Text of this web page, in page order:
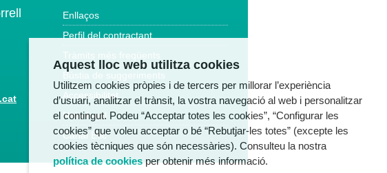
Enllaços
Perfil del contractant
Tràmits més freqüents
Bústia de suggeriments
Accessibilitat
Nota legal
Canal Ètic
Aquest lloc web utilitza cookies
Utilitzem cookies pròpies i de tercers per millorar l’experiència
d’usuari, analitzar el trànsit, la vostra navegació al web i personalitzar
el contingut. Podeu “Acceptar totes les cookies”, “Configurar les
cookies” que voleu acceptar o bé “Rebutjar-les totes” (excepte les
cookies tècniques que són necessàries). Consulteu la nostra
política de cookiesper obtenir més informació.